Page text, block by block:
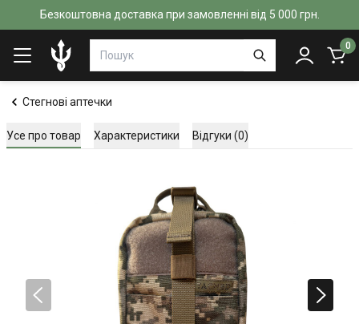
Безкоштовна доставка при замовленні від 5 000 грн.
0
Стегнові аптечки
Усе про товар Характеристики Відгуки (0)